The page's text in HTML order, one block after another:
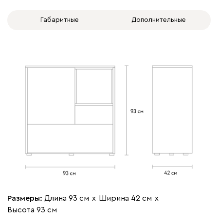
Габаритные Дополнительные
Размеры: Длина 93 см х Ширина 42 см х
Высота 93 см